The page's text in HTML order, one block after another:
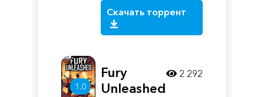
Скачать торрент
1.0
Fury
Unleashed
2 292